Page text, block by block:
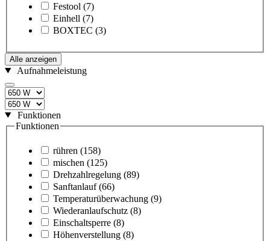
Festool (7)
Einhell (7)
BOXTEC (3)
Alle anzeigen
Aufnahmeleistung
Funktionen
Funktionen
rühren (158)
mischen (125)
Drehzahlregelung (89)
Sanftanlauf (66)
Temperaturüberwachung (9)
Wiederanlaufschutz (8)
Einschaltsperre (8)
Höhenverstellung (8)